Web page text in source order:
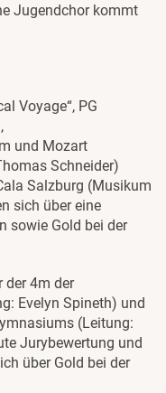
Jugendchor kommt
Voyage“, PG
und Mozart
Schneider)
Salzburg (Musikum
sich über eine
sowie Gold bei der
der 4m der
Evelyn Spineth) und
(Leitung:
Jurybewertung und
über Gold bei der